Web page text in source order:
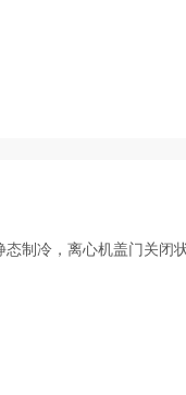
制冷，离心机盖门关闭